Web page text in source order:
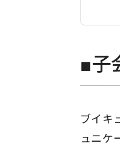
■子
ブイキ
ュニケ